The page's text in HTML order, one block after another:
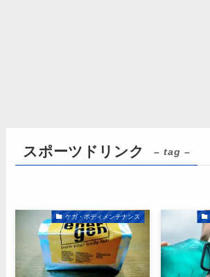
スポーツドリンク – tag –
ケガ・ボディメンテナンス